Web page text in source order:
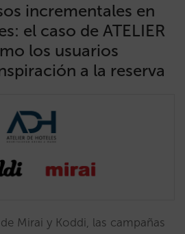
incrementales en
el caso de ATELIER
los usuarios
a la reserva
Mirai y Koddi, las campañas